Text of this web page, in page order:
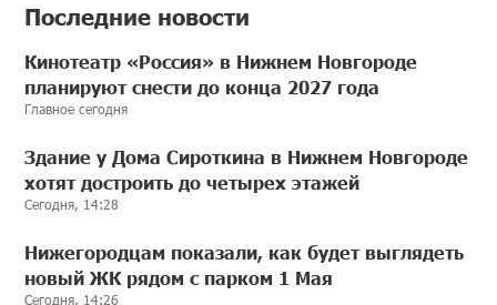
Последние новости
Кинотеатр «Россия» в Нижнем Новгороде
планируют снести до конца 2027 года
Главное сегодня
Здание у Дома Сироткина в Нижнем Новгороде
хотят достроить до четырех этажей
Сегодня, 14:28
Нижегородцам показали, как будет выглядеть
новый ЖК рядом с парком 1 Мая
Сегодня, 14:26